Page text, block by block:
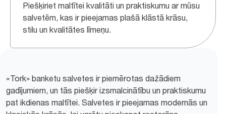
Piešķiriet maltītei kvalitāti un praktiskumu ar mūsu
salvetēm, kas ir pieejamas plašā klāstā krāsu,
stilu un kvalitātes līmeņu.
«Tork» banketu salvetes ir piemērotas dažādiem
gadījumiem, un tās piešķir izsmalcinātību un praktiskumu
pat ikdienas maltītei. Salvetes ir pieejamas modernās un